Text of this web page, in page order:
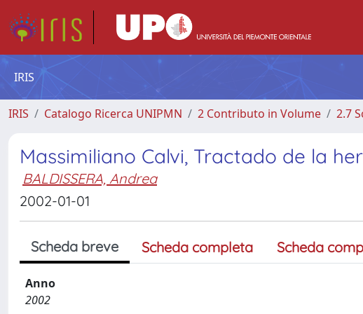
IRIS
IRIS Catalogo Ricerca UNIPMN 2 Contributo in Volume 2.7
Massimiliano Calvi, Tractado de la
BALDISSERA, Andrea
2002-01-01
Scheda breve Scheda completa Scheda
Anno
2002